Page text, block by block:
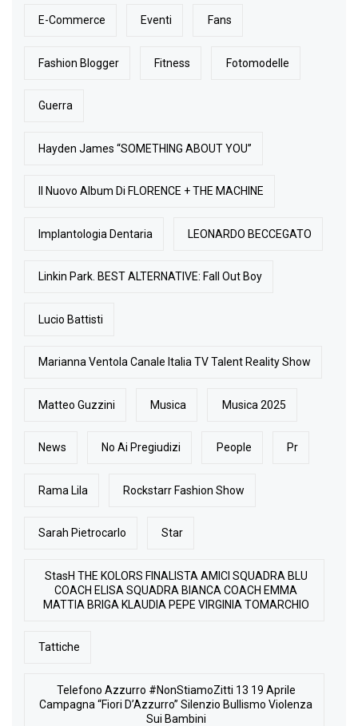
E-Commerce Eventi Fans
Fashion Blogger Fitness Fotomodelle
Guerra
Hayden James “SOMETHING ABOUT YOU”
Il Nuovo Album Di FLORENCE + THE MACHINE
Implantologia Dentaria LEONARDO BECCEGATO
Linkin Park. BEST ALTERNATIVE: Fall Out Boy
Lucio Battisti
Marianna Ventola Canale Italia TV Talent Reality Show
Matteo Guzzini Musica Musica 2025
News No Ai Pregiudizi People Pr
Rama Lila Rockstarr Fashion Show
Sarah Pietrocarlo Star
StasH THE KOLORS FINALISTA AMICI SQUADRA BLU
COACH ELISA SQUADRA BIANCA COACH EMMA
MATTIA BRIGA KLAUDIA PEPE VIRGINIA TOMARCHIO
Tattiche
Telefono Azzurro #NonStiamoZitti 13 19 Aprile
Campagna “Fiori D’Azzurro” Silenzio Bullismo Violenza
Sui Bambini